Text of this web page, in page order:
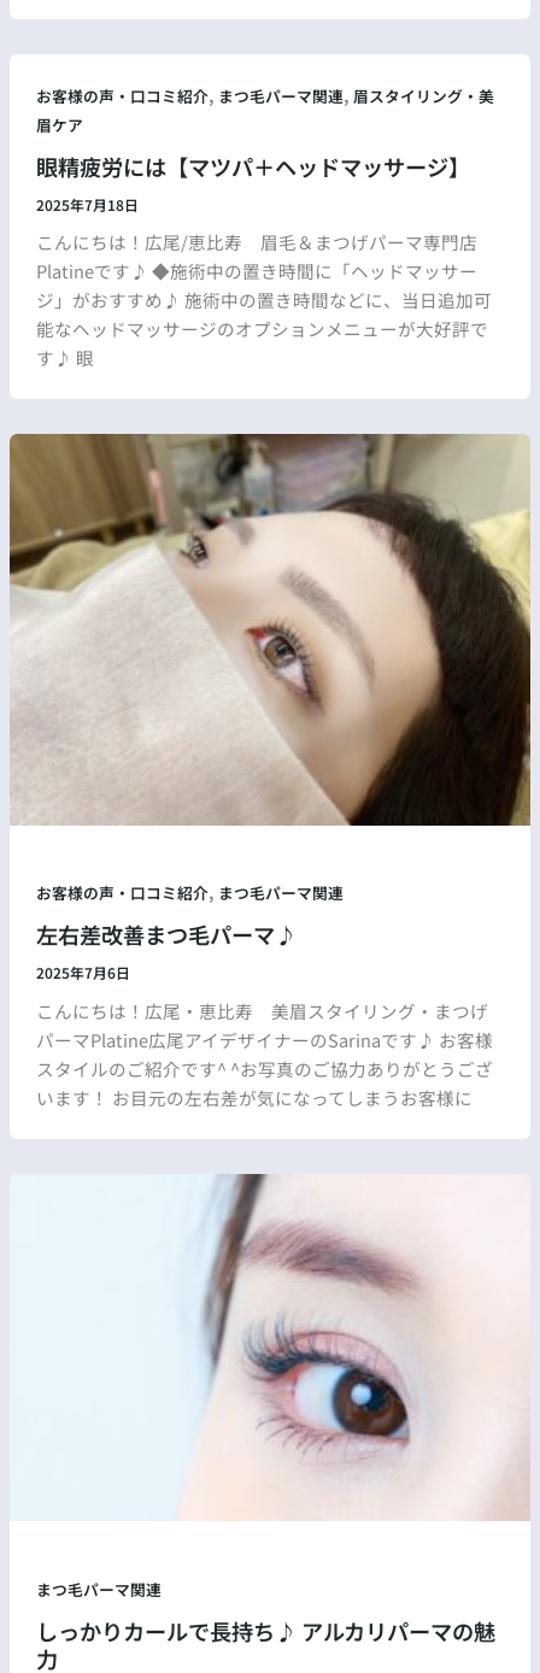
お客様の声・口コミ紹介, まつ毛パーマ関連, 眉スタイリング・美
眉ケア
眼精疲労には【マツパ＋ヘッドマッサージ】
2025年7月18日
こんにちは！広尾/恵比寿 眉毛＆まつげパーマ専門店
Platineです♪ ◆施術中の置き時間に「ヘッドマッサー
ジ」がおすすめ♪ 施術中の置き時間などに、当日追加可
能なヘッドマッサージのオプションメニューが大好評で
す♪ 眼
お客様の声・口コミ紹介, まつ毛パーマ関連
左右差改善まつ毛パーマ♪
2025年7月6日
こんにちは！広尾・恵比寿 美眉スタイリング・まつげ
パーマPlatine広尾アイデザイナーのSarinaです♪ お客様
スタイルのご紹介です^ ^お写真のご協力ありがとうござ
います！ お目元の左右差が気になってしまうお客様に
まつ毛パーマ関連
しっかりカールで長持ち♪ アルカリパーマの魅
力